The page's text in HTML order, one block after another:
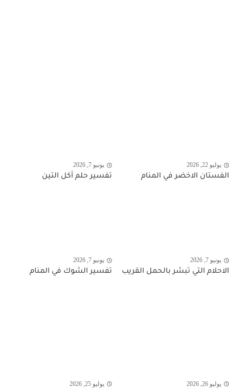
يوليو 22, 2026
الفستان الاخضر في المنام
يونيو 7, 2026
تفسير حلم أكل التين
يونيو 7, 2026
الاحلام التي تبشر بالحمل القريب
يونيو 7, 2026
تفسير الشوك في المنام
يوليو 26, 2026 يوليو 25, 2026